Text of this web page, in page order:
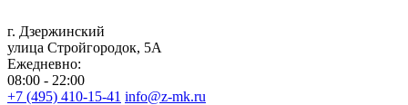
г. Дзержинский
улица Стройгородок, 5А
Ежедневно:
08:00 - 22:00
+7 (495) 410-15-41 info@z-mk.ru